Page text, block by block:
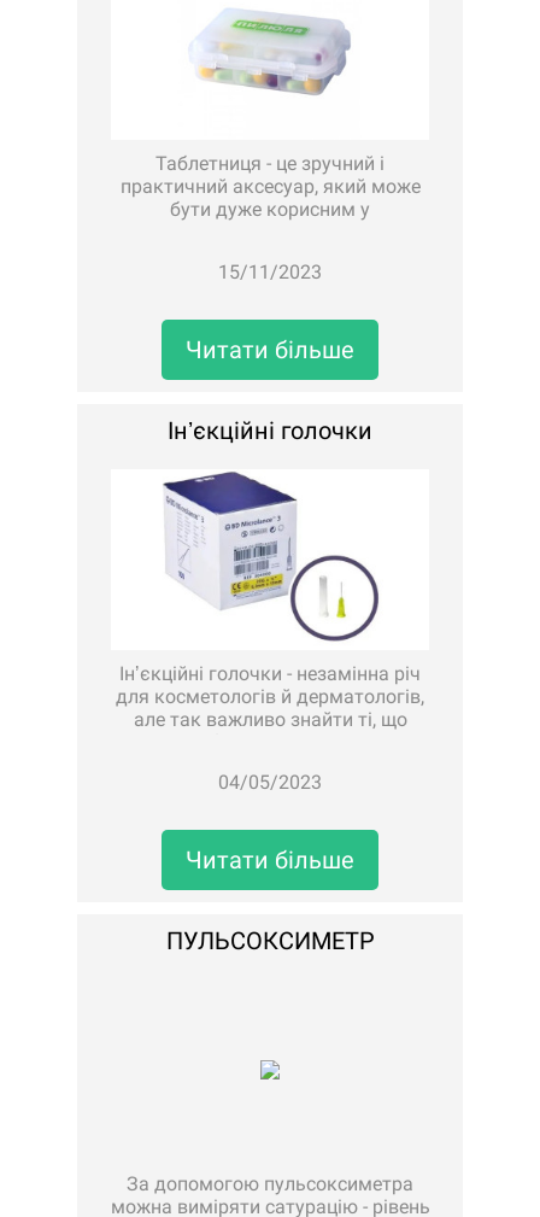
Таблетниця - це зручний і
практичний аксесуар, який може
бути дуже корисним у
організовувати різні види таблеток,
лікарських засобів.Основна користь
таблетниць полягає в тому..
15/11/2023
Читати більше
Інʼєкційні голочки
Інʼєкційні голочки - незамінна річ
для косметологів й дерматологів,
але так важливо знайти ті, що
дозволяє обрати варіант, що
голка ін'єкційна BD Microl..
04/05/2023
Читати більше
ПУЛЬСОКСИМЕТР
За допомогою пульсоксиметра
можна виміряти сатурацію - рівень